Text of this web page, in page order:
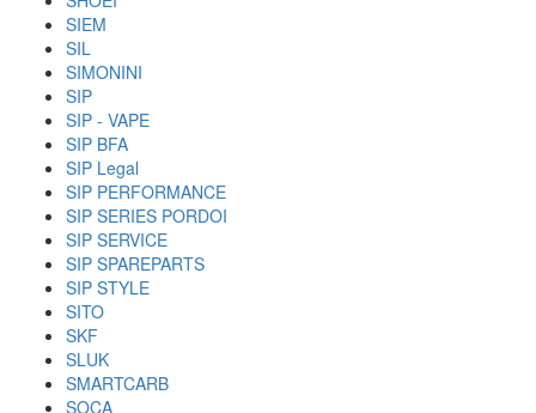
SIEM
SIL
SIMONINI
SIP
SIP - VAPE
SIP BFA
SIP Legal
SIP PERFORMANCE
SIP SERIES PORDOI
SIP SERVICE
SIP SPAREPARTS
SIP STYLE
SITO
SKF
SLUK
SMARTCARB
SOCA